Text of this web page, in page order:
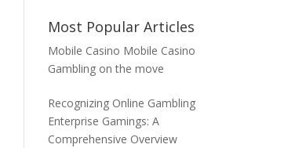
Most Popular Articles
Mobile Casino Mobile Casino
Gambling on the move
Recognizing Online Gambling
Enterprise Gamings: A
Comprehensive Overview